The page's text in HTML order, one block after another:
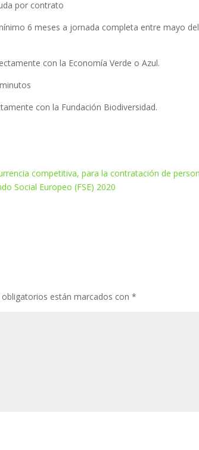
por contrato
6 meses a jornada completa entre mayo del
con la Economía Verde o Azul.
con la Fundación Biodiversidad.
competitiva, para la contratación de
Social Europeo (FSE) 2020
obligatorios están marcados con*